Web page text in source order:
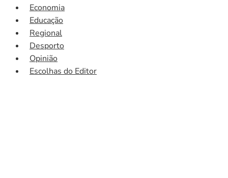
Economia
Educação
Regional
Desporto
Opinião
Escolhas do Editor